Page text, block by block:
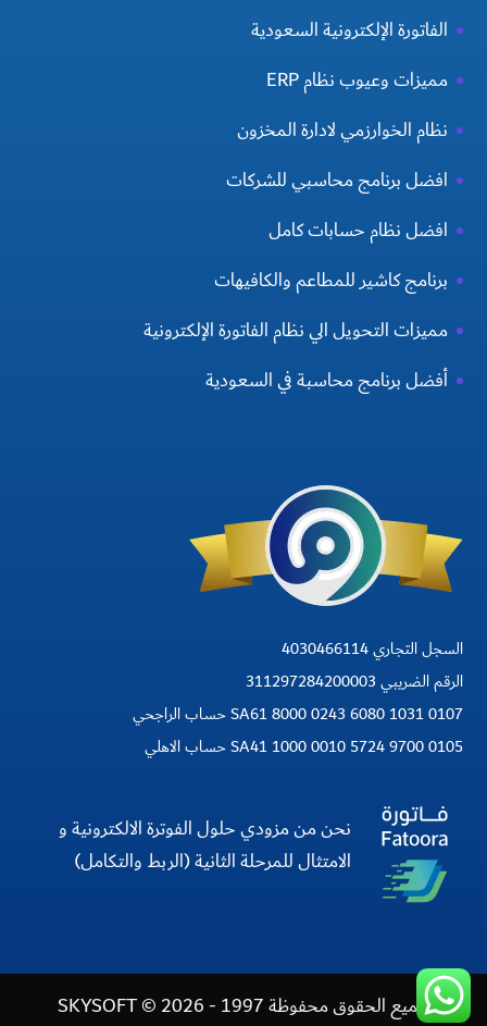
الفاتورة الإلكترونية السعودية
مميزات وعيوب نظام ERP
نظام الخوارزمي لادارة المخزون
افضل برنامج محاسبي للشركات
افضل نظام حسابات كامل
برنامج كاشير للمطاعم والكافيهات
مميزات التحويل الي نظام الفاتورة الإلكترونية
أفضل برنامج محاسبة في السعودية
السجل التجاري 4030466114
الرقم الضريبي 311297284200003
SA61 8000 0243 6080 1031 0107 حساب الراجحي
SA41 1000 0010 5724 9700 0105 حساب الاهلي
نحن من مزودي حلول الفوترة الالكترونية و
الامتثال للمرحلة الثانية (الربط والتكامل)
جميع الحقوق محفوظة 1997 - 2026 © SKYSOFT